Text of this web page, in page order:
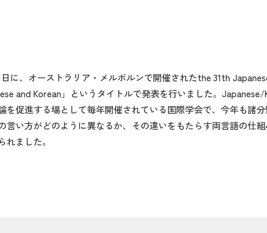
に、オーストラリア・メルボルンで開催されたthe 31th
and Korean」というタイトルで発表を行いました。
を促進する場として毎年開催されている国際学会で、今年も諸
言い方がどのように異なるか、その違いをもたらす両言語の仕
ました。